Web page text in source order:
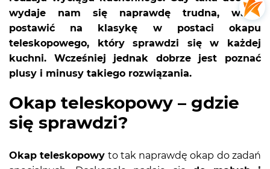
wydaje nam się naprawdę trudna, warto
postawić na klasykę w postaci okapu
teleskopowego, który sprawdzi się w każdej
kuchni. Wcześniej jednak dobrze jest poznać
plusy i minusy takiego rozwiązania.
Okap teleskopowy – gdzie
się sprawdzi?
Okap teleskopowy to tak naprawdę okap do zadań